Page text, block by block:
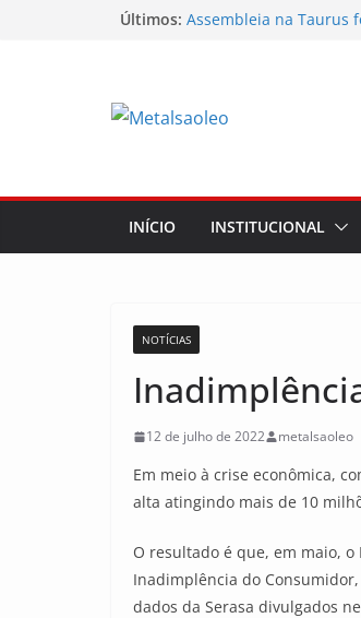
Últimos: Assembleia na Taurus
mobilização dos
Temporal destelha
INÍCIO INSTITUCIONAL
NOTÍCIAS
12 de julho de 2022 metalsaoleo
Em meio à crise econômica,
alta atingindo mais de 10
O resultado é que, em maio,
Inadimplência do
dados da Serasa divulgados